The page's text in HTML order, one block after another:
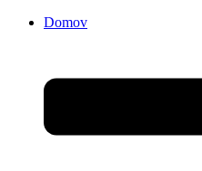
Domov